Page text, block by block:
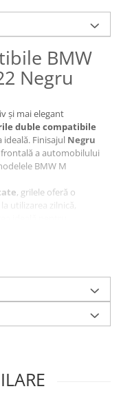
BMW
Negru
și mai elegant
duble compatibile
ideală. Finisajul Negru
a automobilului
BMW M
, grilele oferă o
utilizarea zilnică,
estetic fără
superioară.
M Performance.